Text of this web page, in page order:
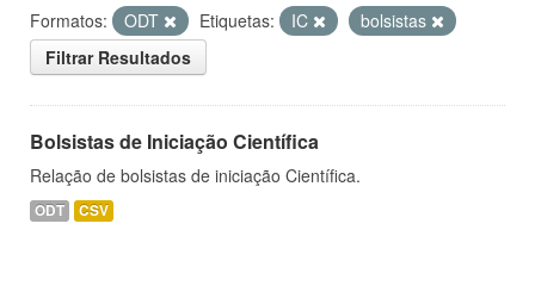
Formatos:
ODT Etiquetas: IC
bolsistas
Filtrar Resultados
Bolsistas de Iniciação Científica
Relação de bolsistas de iniciação Científica.
ODT CSV